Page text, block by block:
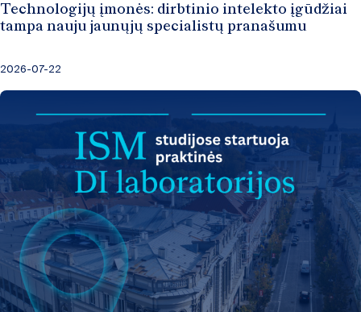
Technologijų įmonės: dirbtinio intelekto įgūdžiai
tampa nauju jaunųjų specialistų pranašumu
2026-07-22